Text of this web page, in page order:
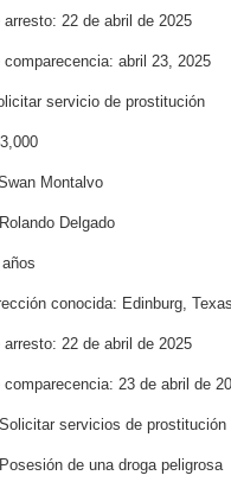
arresto: 22 de abril de 2025
comparecencia: abril 23, 2025
servicio de prostitución
Montalvo
Delgado
conocida: Edinburg, Texas
arresto: 22 de abril de 2025
comparecencia: 23 de abril de
servicios de prostitución
de una droga peligrosa